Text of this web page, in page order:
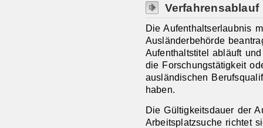
Verfahrensablauf
Die Aufenthaltserlaubnis
Ausländerbehörde
Aufenthaltstitel abläuft
die Forschungstätigkeit
ausländischen
haben.
Die Gültigkeitsdauer der
Arbeitsplatzsuche richtet